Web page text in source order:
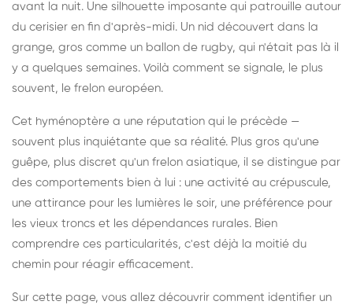
avant la nuit. Une silhouette imposante qui patrouille autour
du cerisier en fin d'après-midi. Un nid découvert dans la
grange, gros comme un ballon de rugby, qui n'était pas là il
y a quelques semaines. Voilà comment se signale, le plus
souvent, le frelon européen.
Cet hyménoptère a une réputation qui le précède —
souvent plus inquiétante que sa réalité. Plus gros qu'une
guêpe, plus discret qu'un frelon asiatique, il se distingue par
des comportements bien à lui : une activité au crépuscule,
une attirance pour les lumières le soir, une préférence pour
les vieux troncs et les dépendances rurales. Bien
comprendre ces particularités, c'est déjà la moitié du
chemin pour réagir efficacement.
Sur cette page, vous allez découvrir comment identifier un